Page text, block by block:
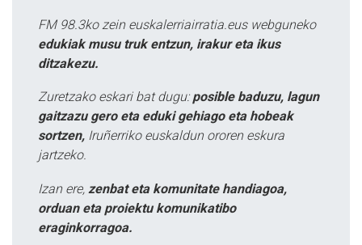
FM 98.3ko zein euskalerriairratia.eus webguneko
edukiak musu truk entzun, irakur eta ikus
ditzakezu.
Zuretzako eskari bat dugu: posible baduzu, lagun
gaitzazu gero eta eduki gehiago eta hobeak
sortzen, Iruñerriko euskaldun ororen eskura
jartzeko.
Izan ere, zenbat eta komunitate handiagoa,
orduan eta proiektu komunikatibo
eraginkorragoa.